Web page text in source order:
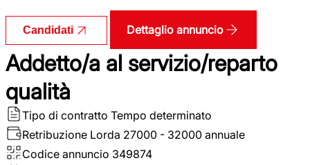
Candidati Dettaglio annuncio
Addetto/a al servizio/reparto
qualità
Tipo di contratto Tempo determinato
Retribuzione Lorda 27000 - 32000 annuale
Codice annuncio 349874